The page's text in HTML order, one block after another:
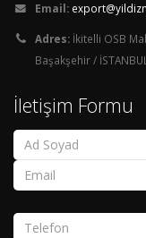
Email:
Adres: İkitelli OSB
Başakşehir /
İletişim Formu